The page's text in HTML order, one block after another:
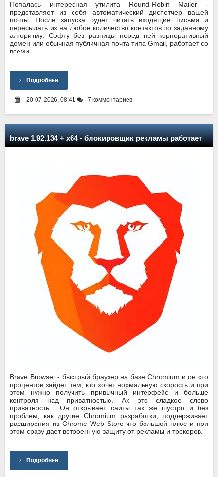
Попалась интересная утилита Round-Robin Mailer -
представляет из себя автоматический диспетчер вашей
почты. После запуска будет читать входящие письма и
пересылать их на любое количество контактов по заданному
алгоритму. Софту без разницы перед ней корпоративный
домен или обычная публичная почта типа Gmail, работает со
всеми.
Подробнее
20-07-2026, 08:41 7 комментариев
brave 1.92.134 + x64 - блокировщик рекламы работает
Brave Browser - быстрый браузер на базе Chromium и он сто
процентов зайдет тем, кто хочет нормальную скорость и при
этом нужно получить привычный интерфейс и больше
контроля над приватностью. Ах это сладкое слово
приватность... Он открывает сайты так же шустро и без
проблем, как другие Chromium разработки, поддерживает
расширения из Chrome Web Store что большой плюс и при
этом сразу дает встроенную защиту от рекламы и трекеров.
Подробнее